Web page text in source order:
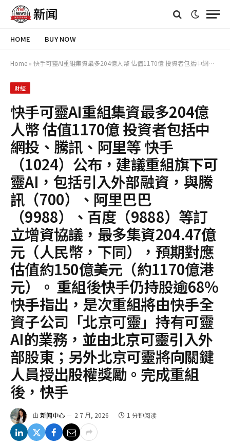
HOME BUY NOW
Home » 快手可靈AI重組集資最多204億人幣 估值1170億 投資者包括中網投、騰訊、阿里等 快手（1024）公布，建議重組旗下可靈AI，包括引入外部融資，與騰訊（700）、阿里巴巴（9988）、百度（9888）等訂立增資協議，最多集資204.47億元（人民幣，下同），預期對應估值約150億美元（約1170億港元）。 重組後快手仍持股逾68% 快手指出，是次重組將由快手全資子公司「北京可靈」持有可靈AI的業務，並由北京可靈引入外部股東；另外北京可靈將向關鍵人員授出股權獎勵。完成重組後，快手
財經
快手可靈AI重組集資最多204億
人幣 估值1170億 投資者包括中
網投、騰訊、阿里等 快手
（1024）公布，建議重組旗下可
靈AI，包括引入外部融資，與騰
訊（700）、阿里巴巴
（9988）、百度（9888）等訂
立增資協議，最多集資204.47億
元（人民幣，下同），預期對應
估值約150億美元（約1170億港
元）。 重組後快手仍持股逾68%
快手指出，是次重組將由快手全
資子公司「北京可靈」持有可靈
AI的業務，並由北京可靈引入外
部股東；另外北京可靈將向關鍵
人員授出股權獎勵。完成重組
後，快手
由 新闻中心 2 7 月, 2026 1 分钟阅读